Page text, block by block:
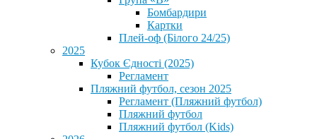
Бомбардири
Картки
Плей-оф (Білого 24/25)
2025
Кубок Єдності (2025)
Регламент
Пляжний футбол, сезон 2025
Регламент (Пляжний футбол)
Пляжний футбол
Пляжний футбол (Kids)